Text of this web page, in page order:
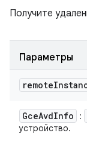
Получите
Параметры
remote
GceAvdInfo :
устройство.